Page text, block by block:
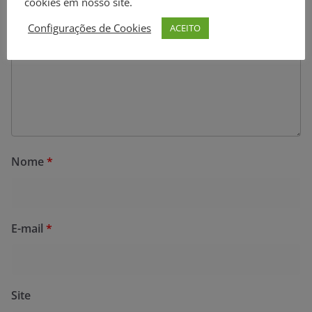
Nome*
E-mail *
Site
Configurações de Cookies
ACEITO